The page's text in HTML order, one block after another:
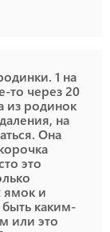
1 на
то через 20
из родинок
на
Она
это
ямок и
быть каким-
или это